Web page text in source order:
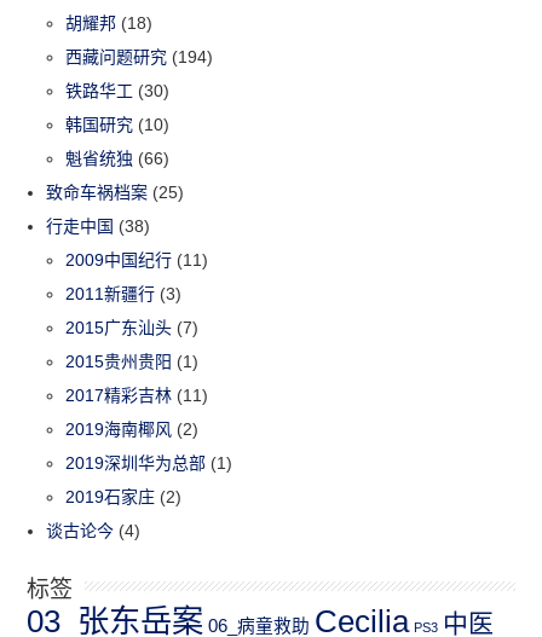
胡耀邦 (18)
西藏问题研究 (194)
铁路华工 (30)
韩国研究 (10)
魁省统独 (66)
致命车祸档案 (25)
行走中国 (38)
2009中国纪行 (11)
2011新疆行 (3)
2015广东汕头 (7)
2015贵州贵阳 (1)
2017精彩吉林 (11)
2019海南椰风 (2)
2019深圳华为总部 (1)
2019石家庄 (2)
谈古论今 (4)
标签
03_张东岳案 06_病童救助 Cecilia PS3 中医